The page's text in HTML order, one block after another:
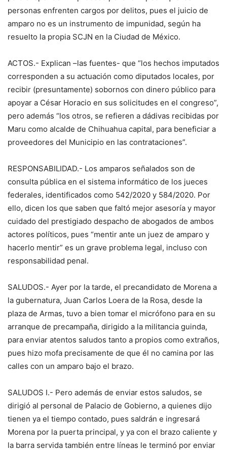
personas enfrenten cargos por delitos, pues el juicio de
amparo no es un instrumento de impunidad, según ha
resuelto la propia SCJN en la Ciudad de México.
ACTOS.- Explican –las fuentes- que “los hechos imputados
corresponden a su actuación como diputados locales, por
recibir (presuntamente) sobornos con dinero público para
apoyar a César Horacio en sus solicitudes en el congreso”,
pero además “los otros, se refieren a dádivas recibidas por
Maru como alcalde de Chihuahua capital, para beneficiar a
proveedores del Municipio en las contrataciones”.
RESPONSABILIDAD.- Los amparos señalados son de
consulta pública en el sistema informático de los jueces
federales, identificados como 542/2020 y 584/2020. Por
ello, dicen los que saben que faltó mejor asesoría y mayor
cuidado del prestigiado despacho de abogados de ambos
actores políticos, pues “mentir ante un juez de amparo y
hacerlo mentir” es un grave problema legal, incluso con
responsabilidad penal.
SALUDOS.- Ayer por la tarde, el precandidato de Morena a
la gubernatura, Juan Carlos Loera de la Rosa, desde la
plaza de Armas, tuvo a bien tomar el micrófono para en su
arranque de precampaña, dirigido a la militancia guinda,
para enviar atentos saludos tanto a propios como extraños,
pues hizo mofa precisamente de que él no camina por las
calles con un amparo bajo el brazo.
SALUDOS I.- Pero además de enviar estos saludos, se
dirigió al personal de Palacio de Gobierno, a quienes dijo
tienen ya el tiempo contado, pues saldrán e ingresará
Morena por la puerta principal, y ya con el brazo caliente y
la barra servida también entre líneas le terminó por enviar